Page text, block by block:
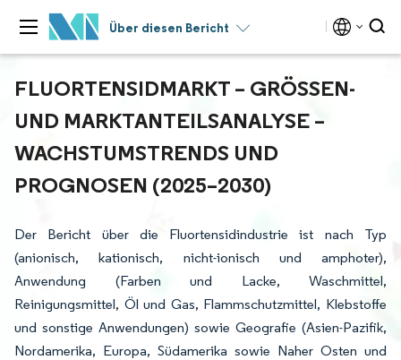
Über diesen Bericht
FLUORTENSIDMARKT – GRÖSSEN- U
ND MARKTANTEILSANALYSE – W
ACHSTUMSTRENDS UND P
ROGNOSEN (2025–2030)
Der Bericht über die Fluortensidindustrie ist nach Typ
(anionisch, kationisch, nicht-ionisch und amphoter),
Anwendung (Farben und Lacke, Waschmittel,
Reinigungsmittel, Öl und Gas, Flammschutzmittel, Klebstoffe
und sonstige Anwendungen) sowie Geografie (Asien-Pazifik,
Nordamerika, Europa, Südamerika sowie Naher Osten und